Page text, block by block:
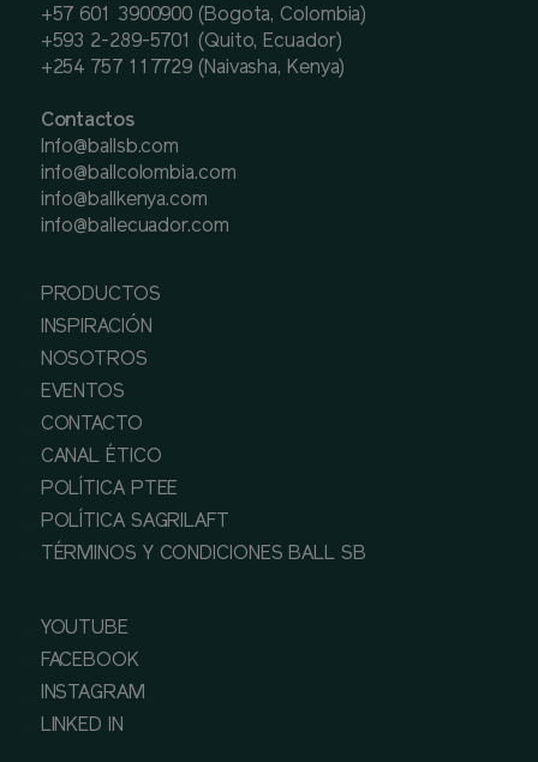
+57 601 3900900 (Bogota, Colombia)
+593 2-289-5701 (Quito, Ecuador)
+254 757 117729 (Naivasha, Kenya)
Contactos
Info@ballsb.com
info@ballcolombia.com
info@ballkenya.com
info@ballecuador.com
PRODUCTOS
INSPIRACIÓN
NOSOTROS
EVENTOS
CONTACTO
CANAL ÉTICO
POLÍTICA PTEE
POLÍTICA SAGRILAFT
TÉRMINOS Y CONDICIONES BALL SB
YOUTUBE
FACEBOOK
INSTAGRAM
LINKED IN